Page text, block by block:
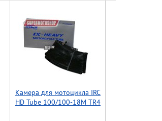
Камера для мотоцикла IRC
HD Tube 100/100-18M TR4